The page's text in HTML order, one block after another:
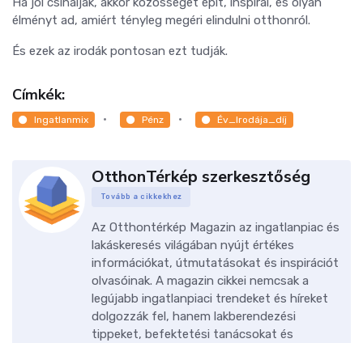
élményt ad, amiért tényleg megéri elindulni otthonról.
És ezek az irodák pontosan ezt tudják.
Címkék:
Ingatlanmix Pénz Év_Irodája_díj
OtthonTérkép szerkesztőség
Tovább a cikkekhez
Az Otthontérkép Magazin az ingatlanpiac és
lakáskeresés világában nyújt értékes
információkat, útmutatásokat és inspirációt
olvasóinak. A magazin cikkei nemcsak a
legújabb ingatlanpiaci trendeket és híreket
dolgozzák fel, hanem lakberendezési
tippeket, befektetési tanácsokat és